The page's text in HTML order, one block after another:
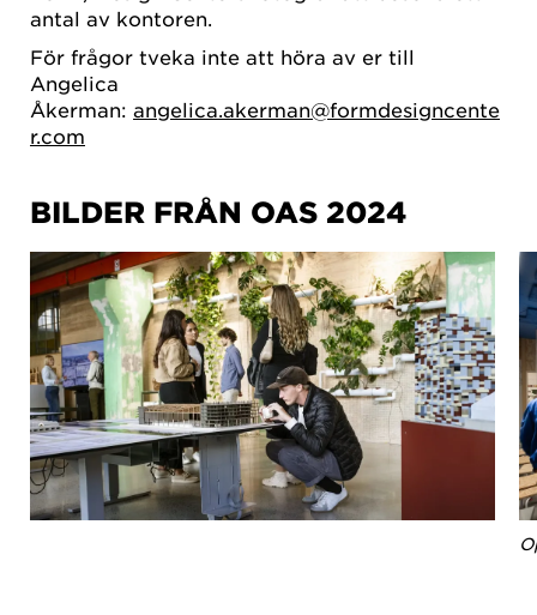
antal av kontoren.
För frågor tveka inte att höra av er till
Angelica
Åkerman: angelica.akerman@formdesigncente
r.com
BILDER FRÅN OAS 2024